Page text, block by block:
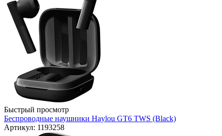
Быстрый просмотр
Беспроводные наушники Haylou GT6 TWS (Black)
Артикул: 1193258